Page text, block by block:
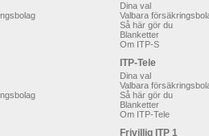
Dina val
Valbara
Så här gör du
Blanketter
Om ITP-S
ITP-Tele
Dina val
Valbara
Så här gör du
Blanketter
Om ITP-Tele
Frivillig ITP 1